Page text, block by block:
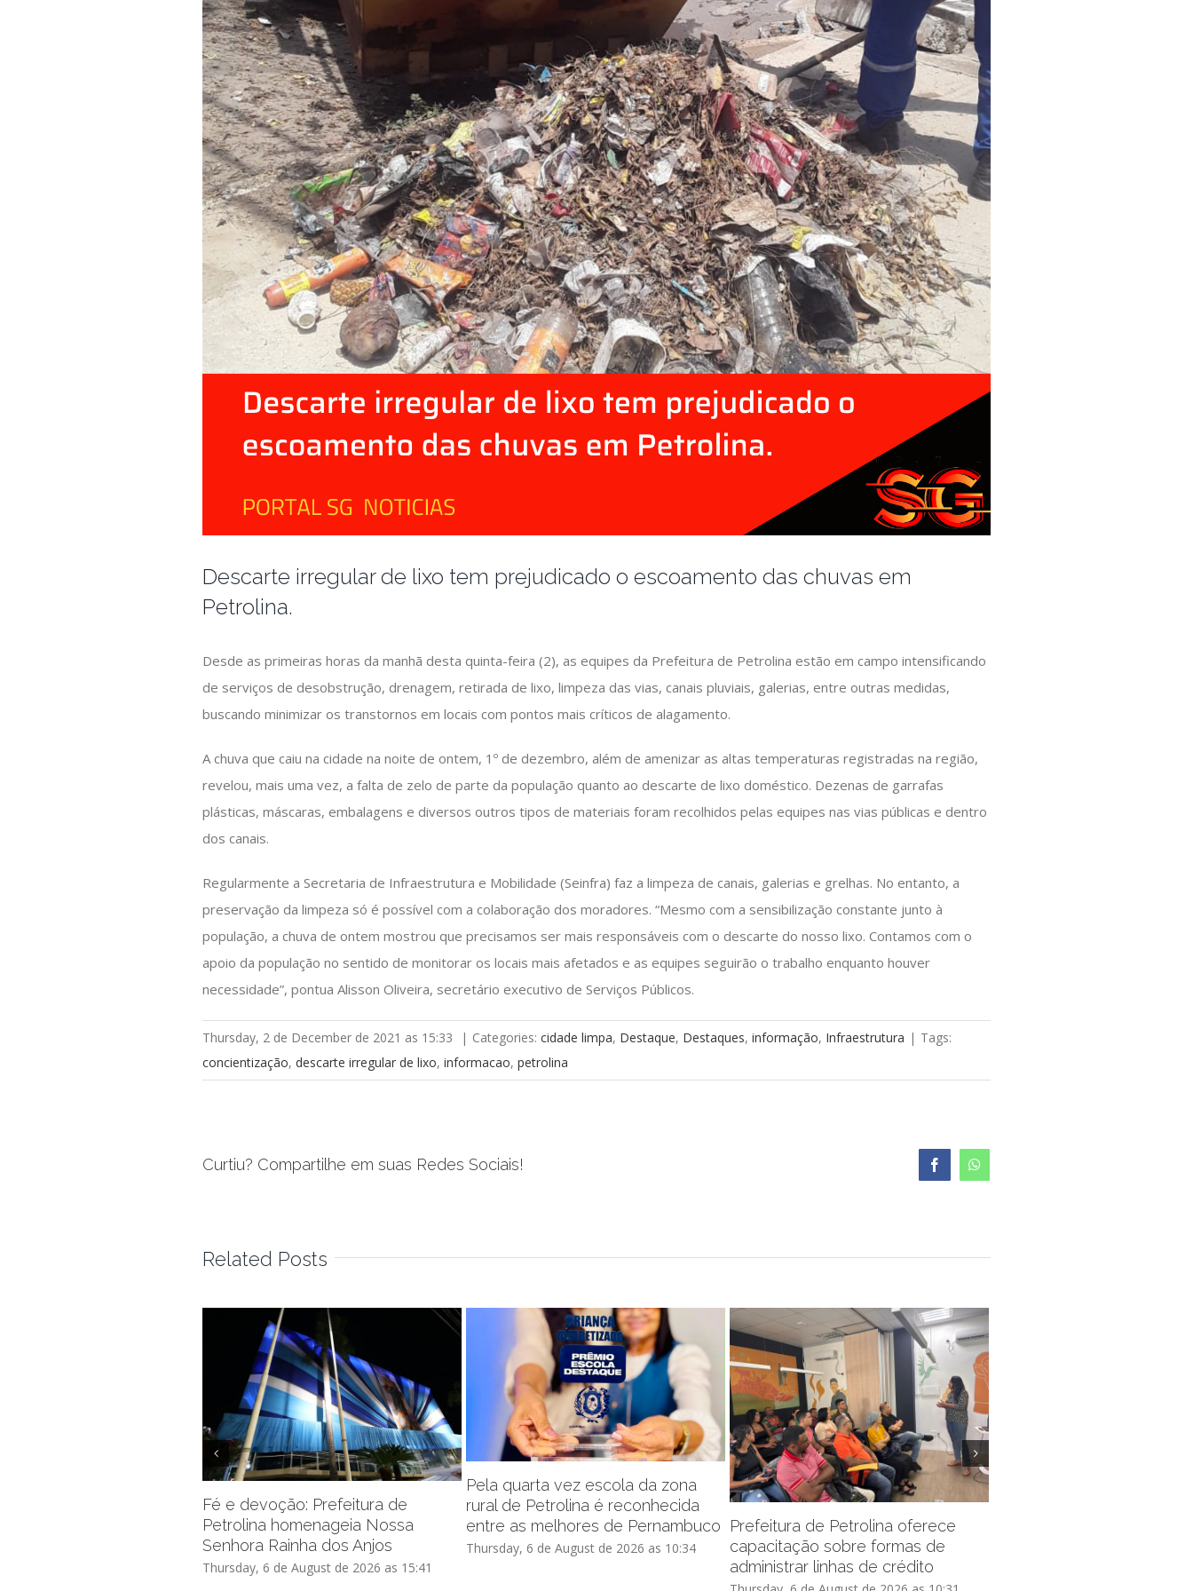
Descarte irregular de lixo tem prejudicado o escoamento das chuvas em
Petrolina.
Desde as primeiras horas da manhã desta quinta-feira (2), as equipes da Prefeitura de Petrolina estão em campo intensificando
de serviços de desobstrução, drenagem, retirada de lixo, limpeza das vias, canais pluviais, galerias, entre outras medidas,
buscando minimizar os transtornos em locais com pontos mais críticos de alagamento.
A chuva que caiu na cidade na noite de ontem, 1º de dezembro, além de amenizar as altas temperaturas registradas na região,
revelou, mais uma vez, a falta de zelo de parte da população quanto ao descarte de lixo doméstico. Dezenas de garrafas
plásticas, máscaras, embalagens e diversos outros tipos de materiais foram recolhidos pelas equipes nas vias públicas e dentro
dos canais.
Regularmente a Secretaria de Infraestrutura e Mobilidade (Seinfra) faz a limpeza de canais, galerias e grelhas. No entanto, a
preservação da limpeza só é possível com a colaboração dos moradores. “Mesmo com a sensibilização constante junto à
população, a chuva de ontem mostrou que precisamos ser mais responsáveis com o descarte do nosso lixo. Contamos com o
apoio da população no sentido de monitorar os locais mais afetados e as equipes seguirão o trabalho enquanto houver
necessidade”, pontua Alisson Oliveira, secretário executivo de Serviços Públicos.
Thursday, 2 de December de 2021 as 15:33 | Categories:cidade limpa, Destaque, Destaques,informação, Infraestrutura | Tags:
concientização,descarte irregular de lixo,informacao,petrolina
Curtiu? Compartilhe em suas Redes Sociais! Facebook
Related Posts
Fé e devoção: Prefeitura de
Petrolina homenageia Nossa
Senhora Rainha dos Anjos
Thursday, 6 de August de 2026 as 15:41
Pela quarta vez escola da zona
rural de Petrolina é reconhecida
entre as melhores de Pernambuco
Thursday, 6 de August de 2026 as 10:34
Prefeitura de Petrolina oferece
capacitação sobre formas de
administrar linhas de crédito